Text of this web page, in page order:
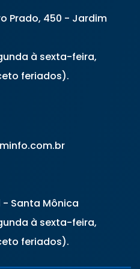
Eventos
Screen
Prado, 450 - Jardim
à sexta-feira,
feriados).
- Santa Mônica
à sexta-feira,
feriados).